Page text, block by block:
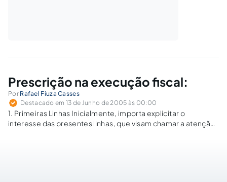
Prescrição na execução fiscal:
Por Rafael Fiuza Casses
Destacado em 13 de Junho de 2005 às 00:00
1. Primeiras Linhas Inicialmente, importa explicitar o
interesse das presentes linhas, que visam chamar a atenção